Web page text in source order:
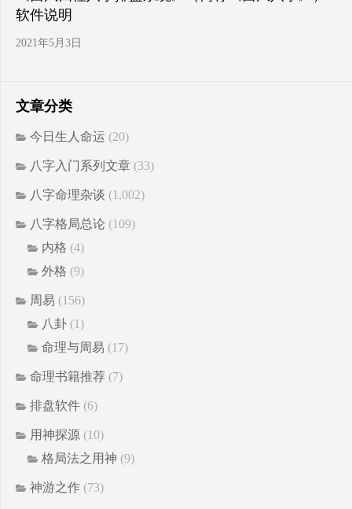
软件说明
2021年5月3日
文章分类
今日生人命运 (20)
八字入门系列文章 (33)
八字命理杂谈 (1,002)
八字格局总论 (109)
内格 (4)
外格 (9)
周易 (156)
八卦 (1)
命理与周易 (17)
命理书籍推荐 (7)
排盘软件 (6)
用神探源 (10)
格局法之用神 (9)
神游之作 (73)